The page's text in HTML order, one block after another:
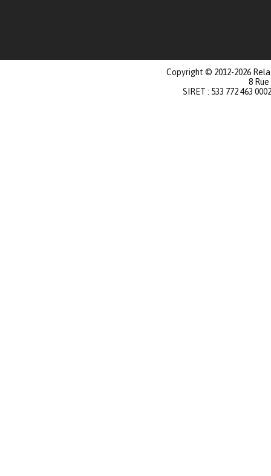
Copyright © 2012-2026
8
SIRET : 533 772 463